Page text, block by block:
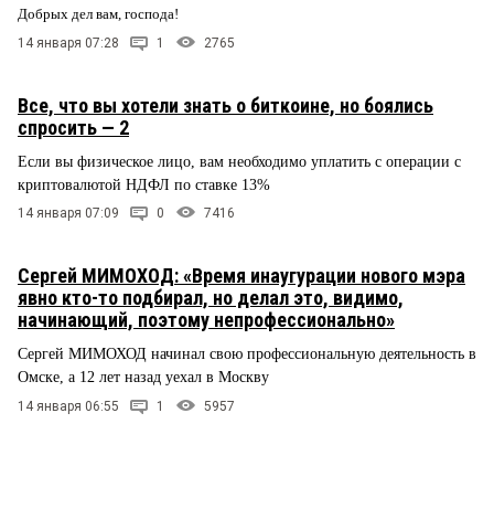
Добрых дел вам, господа!
14 января 07:28 1 2765
Все, что вы хотели знать о биткоине, но боялись
спросить — 2
Если вы физическое лицо, вам необходимо уплатить с операции с
криптовалютой НДФЛ по ставке 13%
14 января 07:09 0 7416
Сергей МИМОХОД: «Время инаугурации нового мэра
явно кто-то подбирал, но делал это, видимо,
начинающий, поэтому непрофессионально»
Сергей МИМОХОД начинал свою профессиональную деятельность в
Омске, а 12 лет назад уехал в Москву
14 января 06:55 1 5957